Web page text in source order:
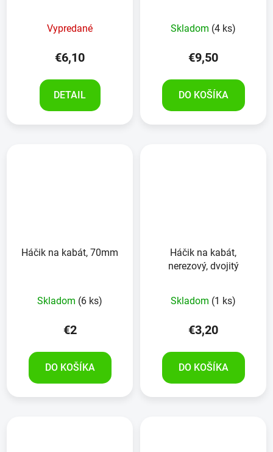
Vypredané
€6,10
DETAIL
Skladom (4 ks)
€9,50
DO KOŠÍKA
Háčik na kabát, 70mm
Skladom (6 ks)
€2
DO KOŠÍKA
Háčik na kabát,
nerezový, dvojitý
Skladom (1 ks)
€3,20
DO KOŠÍKA